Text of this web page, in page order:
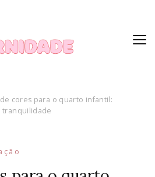
cores para o quarto infantil: